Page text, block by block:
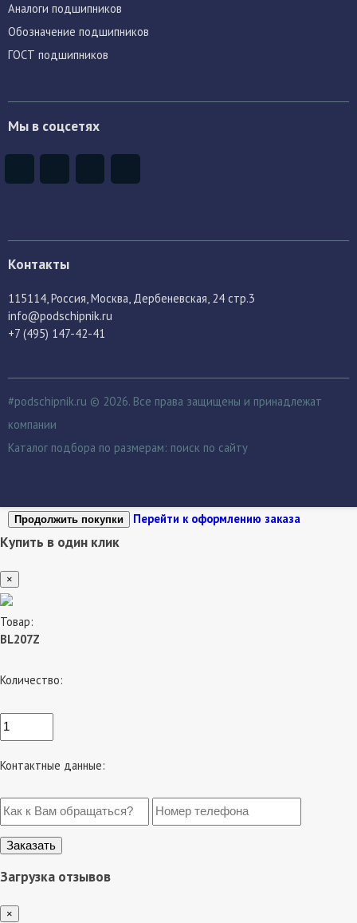
Аналоги подшипников
Обозначение подшипников
ГОСТ подшипников
Мы в соцсетях
Контакты
115114 , Россия, Москва, Дербеневская, 24 стр.3
info@podschipnik.ru
+7 (495) 147-42-41
#podschipnik.ru © 2026. Все права защищены и принадлежат
компании
Каталог подбора по размерам: поиск по сайту
Продолжить покупки Перейти к оформлению заказа
Купить в один клик
×
Товар:
BL207Z
Количество:
Контактные данные:
Загрузка отзывов
×